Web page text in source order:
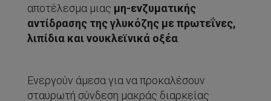
αποτέλεσμα μιας μη-ενζυματικής
αντίδρασης της γλυκόζης με πρωτεΐνες,
λιπίδια και νουκλεϊνικά οξέα
Ενεργούν άμεσα για να προκαλέσουν
σταυρωτή σύνδεση μακράς διαρκείας